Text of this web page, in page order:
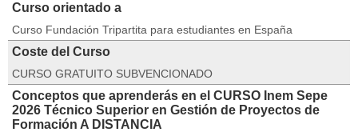
Curso orientado a
Curso Fundación Tripartita para estudiantes en España
Coste del Curso
CURSO GRATUITO SUBVENCIONADO
Conceptos que aprenderás en el CURSO Inem Sepe
2026 Técnico Superior en Gestión de Proyectos de
Formación A DISTANCIA